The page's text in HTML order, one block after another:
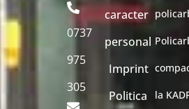
0737
975
305
caracter
personal
Imprint
Politica
la